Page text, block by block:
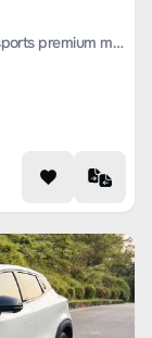
Changan UNI-T 2023 second-generation 1.5T sports premium model